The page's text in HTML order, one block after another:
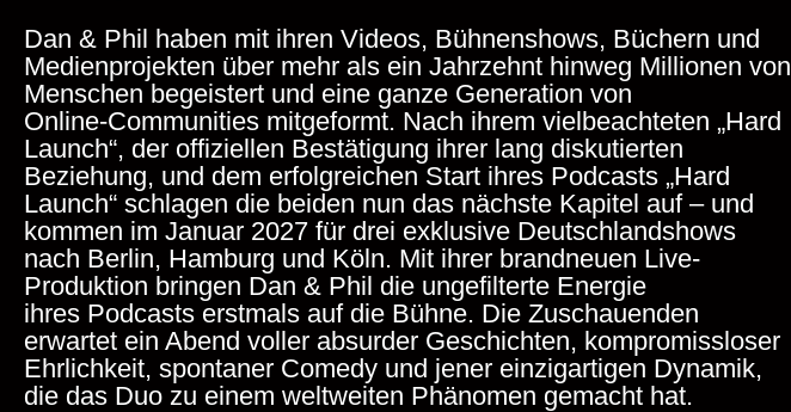
Dan & Phil haben mit ihren Videos, Bühnenshows, Büchern und
Medienprojekten über mehr als ein Jahrzehnt hinweg Millionen von
Menschen begeistert und eine ganze Generation von
Online-Communities mitgeformt. Nach ihrem vielbeachteten „Hard
Launch“, der offiziellen Bestätigung ihrer lang diskutierten
Beziehung, und dem erfolgreichen Start ihres Podcasts „Hard
Launch“ schlagen die beiden nun das nächste Kapitel auf – und
kommen im Januar 2027 für drei exklusive Deutschlandshows
nach Berlin, Hamburg und Köln. Mit ihrer brandneuen Live-
Produktion bringen Dan & Phil die ungefilterte Energie
ihres Podcasts erstmals auf die Bühne. Die Zuschauenden
erwartet ein Abend voller absurder Geschichten, kompromissloser
Ehrlichkeit, spontaner Comedy und jener einzigartigen Dynamik,
die das Duo zu einem weltweiten Phänomen gemacht hat.